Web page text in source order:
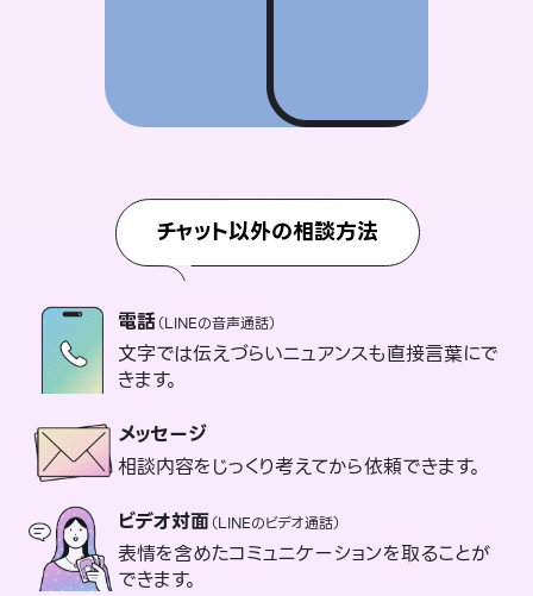
チャット以外の相談方法
電話（LINEの音声通話）
文字では伝えづらいニュアンスも直接言葉にで
きます。
メッセージ
相談内容をじっくり考えてから依頼できます。
ビデオ対面（LINEのビデオ通話）
表情を含めたコミュニケーションを取ることが
できます。